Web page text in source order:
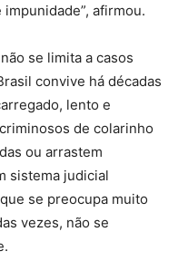
afirmou.
se limita a casos
convive há décadas
lento e
de colarinho
ou arrastem
sistema judicial
se preocupa muito
vezes, não se